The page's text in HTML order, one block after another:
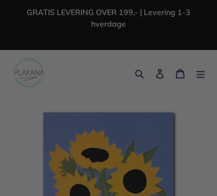
GRATIS LEVERING OVER 199,- | Levering 1-3
hverdage
Søg Log ind